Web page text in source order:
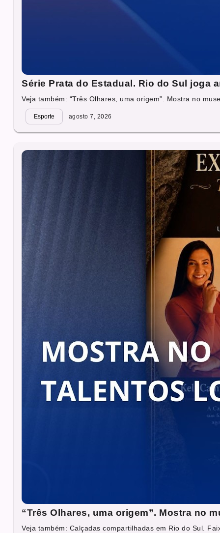
Série Prata do Estadual. Rio do Sul joga
Veja também: “Três Olhares, uma origem”. Mostra no
Esporte agosto 7, 2026
“Três Olhares, uma origem”. Mostra no
Veja também: Calçadas compartilhadas em Rio do Sul.